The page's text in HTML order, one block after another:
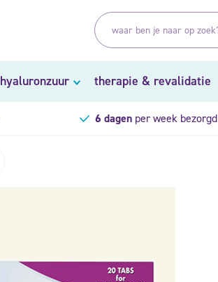
hyaluronzuur therapie & revalidatie
6 dagenper week bezorgd